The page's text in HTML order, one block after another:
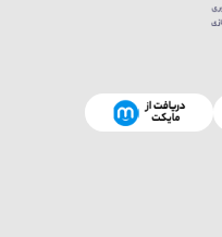
27,580,000 تومان